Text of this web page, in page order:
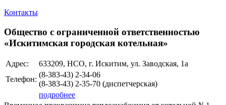
Контакты
Общество с ограниченной ответственностью
«Искитимская городская котельная»
Адрес:
633209, НСО, г. Искитим, ул. Заводская, 1а
Телефон:
(8-383-43) 2-34-06
(8-383-43) 2-35-70 (диспетчерская)
подробнее